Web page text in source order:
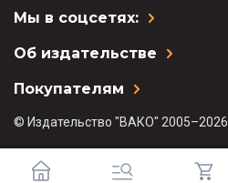
Мы в соцсетях:
Об издательстве
Покупателям
© Издательство "ВАКО" 2005–2026